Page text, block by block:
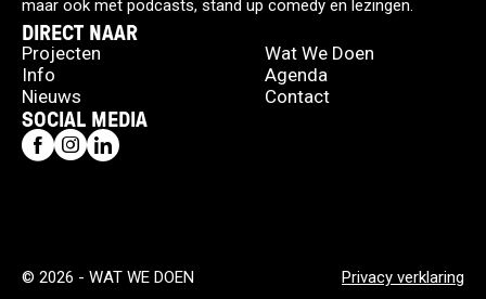
maar ook met podcasts, stand up comedy en lezingen.
DIRECT NAAR
Projecten
Info
Nieuws
Wat We Doen
Agenda
Contact
SOCIAL MEDIA
© 2026 - WAT WE DOEN Privacy verklaring